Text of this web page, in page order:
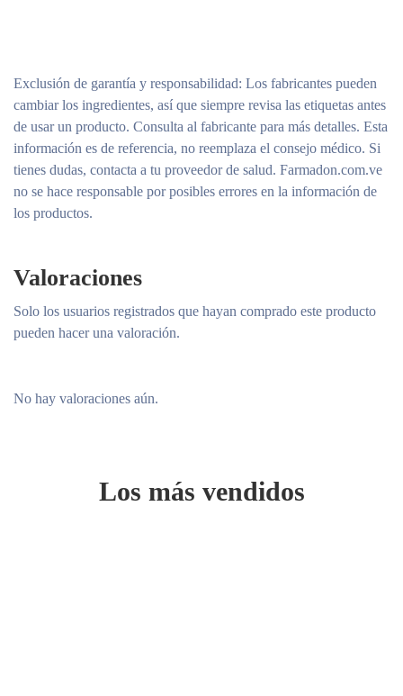
Exclusión de garantía y responsabilidad: Los fabricantes pueden
cambiar los ingredientes, así que siempre revisa las etiquetas antes
de usar un producto. Consulta al fabricante para más detalles. Esta
información es de referencia, no reemplaza el consejo médico. Si
tienes dudas, contacta a tu proveedor de salud. Farmadon.com.ve
no se hace responsable por posibles errores en la información de
los productos.
Valoraciones
No hay valoraciones aún.
Solo los usuarios registrados que hayan comprado este producto
pueden hacer una valoración.
Los más vendidos